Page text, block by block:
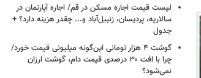
لیست قیمت اجاره مسکن در قم/ اجاره آپارتمان در
سالاریه، پردیسان، زنبیل‌آباد و... چقدر هزینه دارد؟ +
جدول
گوشت ۴ هزار تومانی این‌گونه میلیونی قیمت خورد/
چرا با افت ۳۰ درصدی قیمت دام، گوشت ارزان
نمی‌شود؟